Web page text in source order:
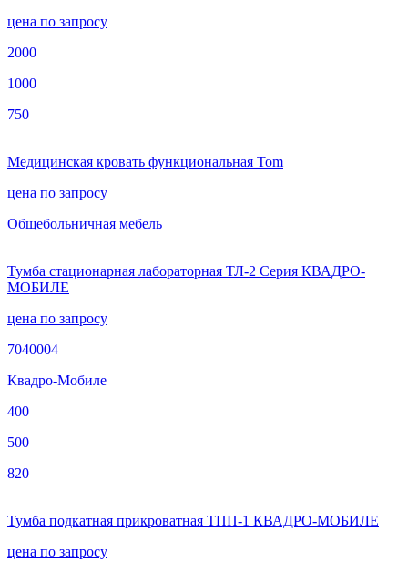
цена по запросу
2000
1000
750
Медицинская кровать функциональная Tom
цена по запросу
Общебольничная мебель
Тумба стационарная лабораторная ТЛ-2 Серия КВАДРО-
МОБИЛЕ
цена по запросу
7040004
Квадро-Мобиле
400
500
820
Тумба подкатная прикроватная ТПП-1 КВАДРО-МОБИЛЕ
цена по запросу